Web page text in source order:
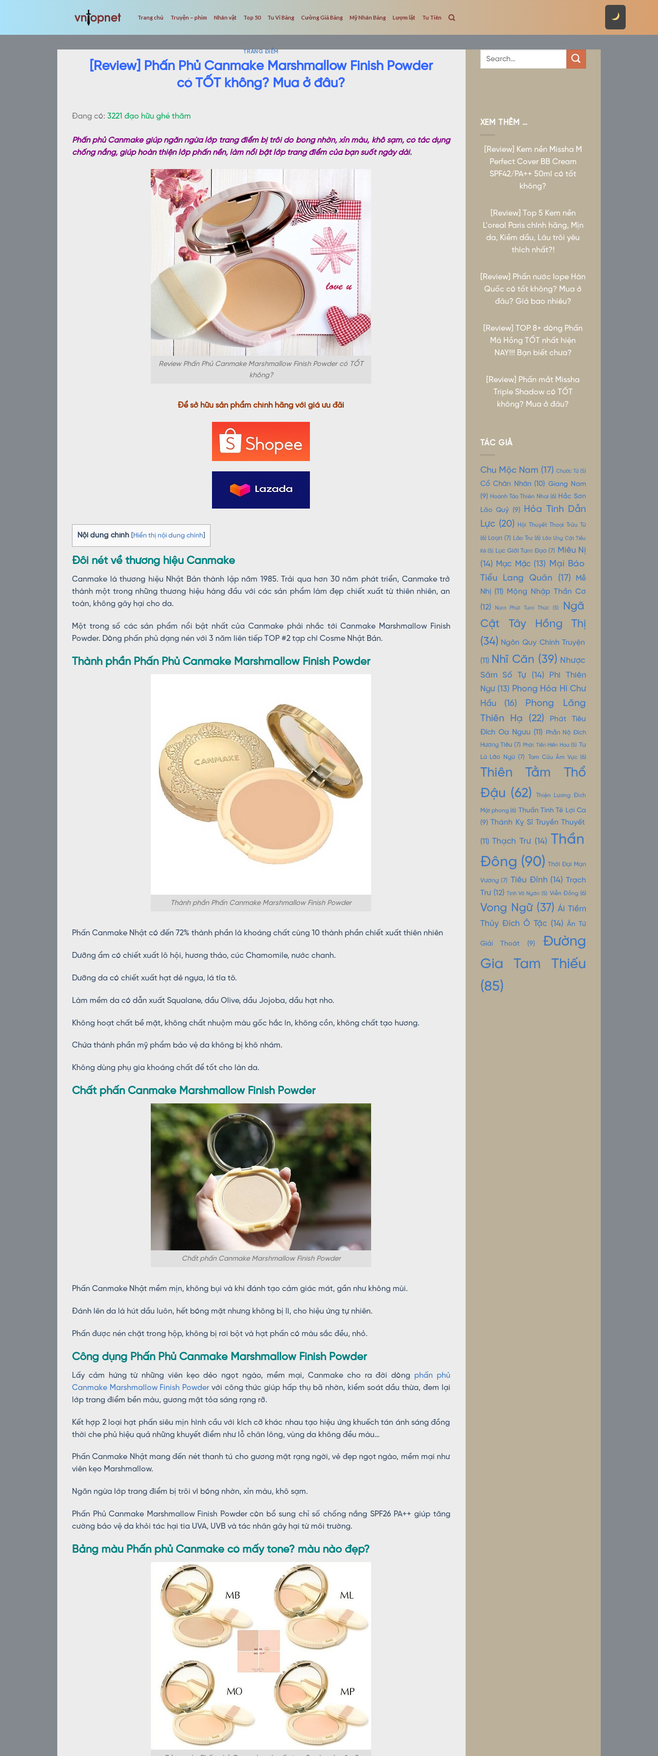
Trang chủ Truyện – phim Nhân vật Top 50 Tu Vi Bảng Cường Giả Bảng Mỹ Nhân Bảng Lượm lặt Tu Tiên
TRANG ĐIỂM
[Review] Phấn Phủ Canmake Marshmallow Finish Powder
có TỐT không? Mua ở đâu?
Đang có: 3221 đạo hữu ghé thăm
Phấn phủ Canmake giúp ngăn ngừa lớp trang điểm bị trôi do bóng nhờn, xỉn màu, khô sạm, có tác dụng
chống nắng, giúp hoàn thiện lớp phấn nền, làm nổi bật lớp trang điểm của bạn suốt ngày dài.
Review Phấn Phủ Canmake Marshmallow Finish Powder có TỐT
không?
Để sở hữu sản phẩm chính hãng với giá ưu đãi
Nội dung chính Hiển thị nội dung chính
Đôi nét về thương hiệu Canmake
Canmake là thương hiệu Nhật Bản thành lập năm 1985. Trải qua hơn 30 năm phát triển, Canmake trở
thành một trong những thương hiệu hàng đầu với các sản phẩm làm đẹp chiết xuất từ thiên nhiên, an
toàn, không gây hại cho da.
Một trong số các sản phẩm nổi bật nhất của Canmake phải nhắc tới Canmake Marshmallow Finish
Powder. Dòng phấn phủ dạng nén với 3 năm liên tiếp TOP #2 tạp chí Cosme Nhật Bản.
Thành phần Phấn Phủ Canmake Marshmallow Finish Powder
Thành phần Phấn Canmake Marshmallow Finish Powder
Phấn Canmake Nhật có đến 72% thành phần là khoáng chất cùng 10 thành phần chiết xuất thiên nhiên
Dưỡng ẩm có chiết xuất lô hội, hương thảo, cúc Chamomile, nước chanh.
Dưỡng da có chiết xuất hạt dẻ ngựa, lá tía tô.
Làm mềm da có dẫn xuất Squalane, dầu Olive, dầu Jojoba, dầu hạt nho.
Không hoạt chất bề mặt, không chất nhuộm màu gốc hắc ín, không cồn, không chất tạo hương.
Chứa thành phần mỹ phẩm bảo vệ da không bị khô nhám.
Không dùng phụ gia khoáng chất để tốt cho làn da.
Chất phấn Canmake Marshmallow Finish Powder
Chất phấn Canmake Marshmallow Finish Powder
Phấn Canmake Nhật mềm mịn, không bụi và khi đánh tạo cảm giác mát, gần như không mùi.
Đánh lên da là hút dầu luôn, hết bóng mặt nhưng không bị lì, cho hiệu ứng tự nhiên.
Phấn được nén chặt trong hộp, không bị rơi bột và hạt phấn có màu sắc đều, nhỏ.
Công dụng Phấn Phủ Canmake Marshmallow Finish Powder
Lấy cảm hứng từ những viên kẹo dẻo ngọt ngào, mềm mại, Canmake cho ra đời dòng phấn phủ
Canmake Marshmallow Finish Powder với công thức giúp hấp thụ bã nhờn, kiểm soát dầu thừa, đem lại
lớp trang điểm bền màu, gương mặt tỏa sáng rạng rỡ.
Kết hợp 2 loại hạt phấn siêu mịn hình cầu với kích cỡ khác nhau tạo hiệu ứng khuếch tán ánh sáng đồng
thời che phủ hiệu quả những khuyết điểm như lỗ chân lông, vùng da không đều màu…
Phấn Canmake Nhật mang đến nét thanh tú cho gương mặt rạng ngời, vẻ đẹp ngọt ngào, mềm mại như
viên kẹo Marshmallow.
Ngăn ngừa lớp trang điểm bị trôi vì bóng nhờn, xỉn màu, khô sạm.
Phấn Phủ Canmake Marshmallow Finish Powder còn bổ sung chỉ số chống nắng SPF26 PA++ giúp tăng
cường bảo vệ da khỏi tác hại tia UVA, UVB và tác nhân gây hại từ môi trường.
Bảng màu Phấn phủ Canmake có mấy tone? màu nào đẹp?
XEM THÊM …
[Review] Kem nền Missha M
Perfect Cover BB Cream
SPF42/PA++ 50ml có tốt
không?
[Review] Top 5 Kem nền
L’oreal Paris chính hãng, Mịn
da, Kiềm dầu, Lâu trôi yêu
thích nhất?!
[Review] Phấn nước Iope Hàn
Quốc có tốt không? Mua ở
đâu? Giá bao nhiêu?
[Review] TOP 8+ dòng Phấn
Má Hồng TỐT nhất hiện
NAY!!! Bạn biết chưa?
[Review] Phấn mắt Missha
Triple Shadow có TỐT
không? Mua ở đâu?
TÁC GIẢ
Chu Mộc Nam (17) Chước Tử(5)
Cổ Chân Nhân(10) Giang Nam
(9) Hoành Tảo Thiên Nhai (6) Hắc Sơn
Lão Quỷ (9) Hỏa Tinh Dẫn
Lực (20) Hội Thuyết Thoại Trửu Tử
(6) Loạn (7) Lão Trư (6) Lão Ưng Cật Tiểu
Kê(5) Lục Giới Tam Đạo (7)
Miêu Nị
(14) Mạc Mặc(13) Mại Báo
Tiểu Lang Quân (17)
Mễ
Nhị(11) Mộng Nhập Thần Cơ
(12)
Nam Phái Tam Thúc(5)
Ngã
Cật Tây Hồng Thị
(34) Ngôn Quy Chính Truyện
(11) Nhĩ Căn (39) Nhược
Sâm Số Tự(14)
Phi Thiên
Ngư(13) Phong Hỏa Hí Chư
Hầu (16)
Phong Lăng
Thiên Hạ (22)
Phát Tiêu
Đích Oa Ngưu (11)
Phẫn Nộ Đích
Hương Tiêu (7) Phật Tiền Hiến Hoa (5)
Ta
Là Lão Ngũ (7) Tam Cửu Âm Vực (6)
Thiên Tằm Thổ
Đậu (62) Thiện Lương Đích
Mật phong(6) Thuần Tình Tê Lợi Ca
(9) Thánh Kỵ Sĩ Truyền Thuyết
(11) Thạch Trư (14) Thần
Đông (90) Thời Đại Mạn
Vương (7) Tiêu Đỉnh (14) Trạch
Trư(12) Tịnh Vô Ngân(5) Viễn Đồng(6)
Vong Ngữ(37) Ái Tiềm
Thủy Đích Ô Tặc (14) Ân Tứ
Giải Thoát (9)
Đường
Gia Tam Thiếu
(85)